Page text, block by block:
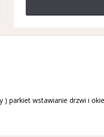
) parkiet wstawianie drzwi i